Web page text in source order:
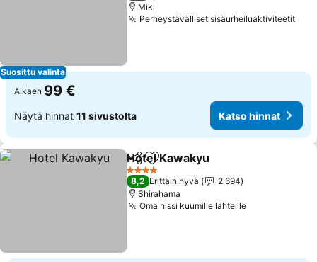
Suosittu valinta
Miki
Perheystävälliset sisäurheiluaktiviteetit
Alkaen 99 €
Näytä hinnat 11 sivustolta Katso hinnat
Jaa Lisää suosikkeihin
Hotel Kawakyu
4 Tähtiluokitus
8,2 Erittäin hyvä
2 694
Shirahama
Oma hissi kuumille lähteille